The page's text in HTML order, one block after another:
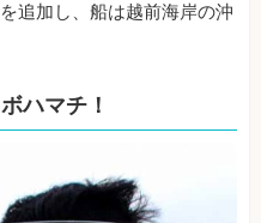
追加し、船は越前海岸の沖
ハマチ！